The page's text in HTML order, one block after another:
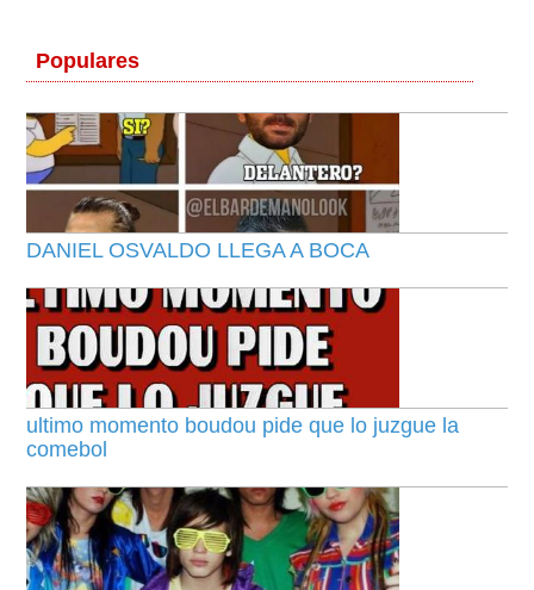
Populares
DANIEL OSVALDO LLEGA A BOCA
ultimo momento boudou pide que lo juzgue la
comebol